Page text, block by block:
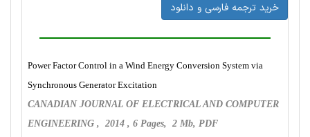
خرید ترجمه فارسی و دانلود
Power Factor Control in a Wind Energy Conversion System via
Synchronous Generator Excitation
CANADIAN JOURNAL OF ELECTRICAL AND COMPUTER
ENGINEERING , 2014 , 6 Pages, 2 Mb, PDF